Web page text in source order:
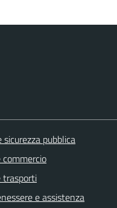
sicurezza pubblica
commercio
trasporti
e assistenza